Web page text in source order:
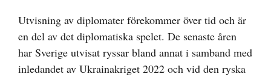
Utvisning av diplomater förekommer över tid och är
en del av det diplomatiska spelet. De senaste åren
har Sverige utvisat ryssar bland annat i samband med
inledandet av Ukrainakriget 2022 och vid den ryska